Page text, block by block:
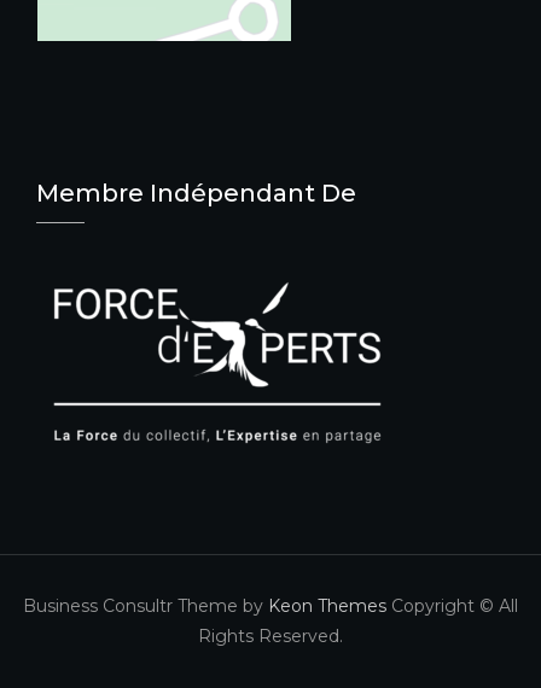
Membre Indépendant De
Business Consultr Theme by Keon Themes Copyright © All
Rights Reserved.